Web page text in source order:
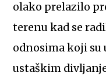
olako prelazilo
terenu kad se
odnosima koji
ustaškim